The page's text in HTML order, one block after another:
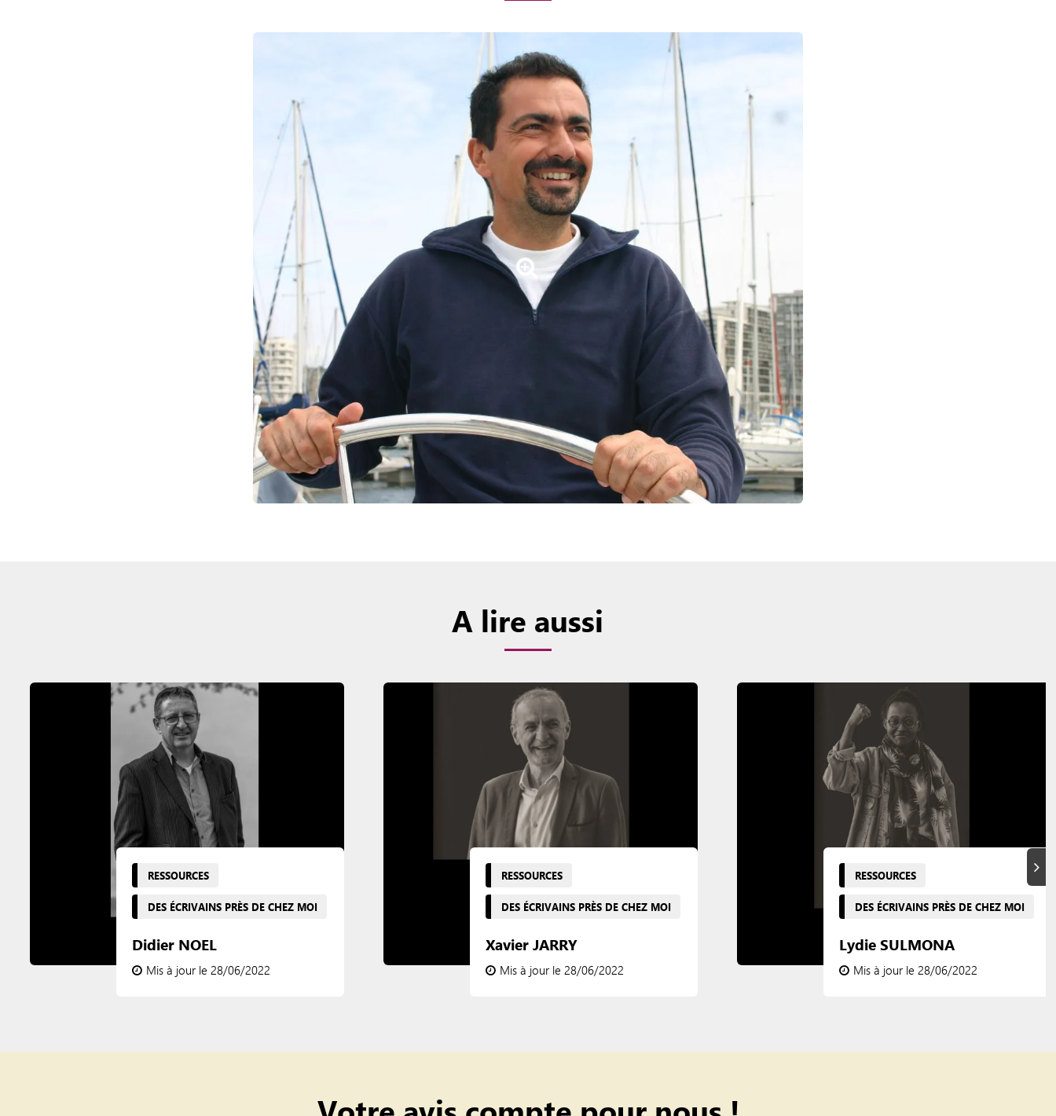
A lire aussi
RESSOURCES
DES ÉCRIVAINS PRÈS DE CHEZ MOI
Didier NOEL
Mis à jour le 28/06/2022
RESSOURCES
DES ÉCRIVAINS PRÈS DE CHEZ MOI
Xavier JARRY
Mis à jour le 28/06/2022
RESSOURCES
DES ÉCRIVAINS PRÈS DE CHEZ MOI
Lydie SULMONA
Mis à jour le 28/06/2022